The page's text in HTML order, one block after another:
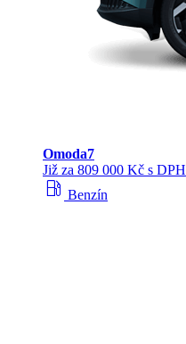
Omoda7
Již za 809 000 Kč s DPH
local_gas_station Benzín